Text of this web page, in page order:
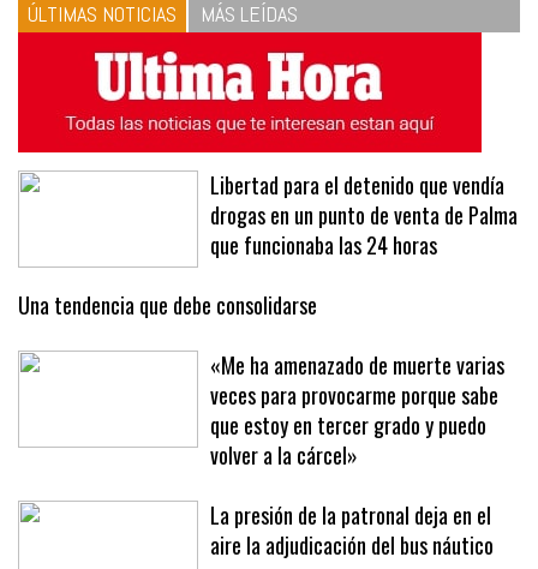
ÚLTIMAS NOTICIAS MÁS LEÍDAS
Libertad para el detenido que vendía
drogas en un punto de venta de Palma
que funcionaba las 24 horas
Una tendencia que debe consolidarse
«Me ha amenazado de muerte varias
veces para provocarme porque sabe
que estoy en tercer grado y puedo
volver a la cárcel»
La presión de la patronal deja en el